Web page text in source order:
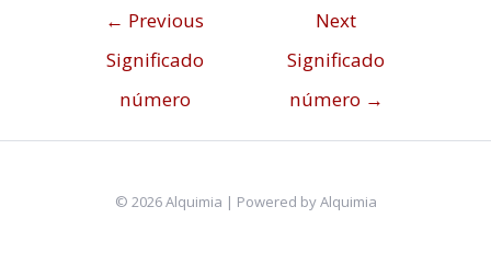
← Previous
Significado
número
Next
Significado
número →
© 2026 Alquimia | Powered by Alquimia